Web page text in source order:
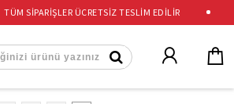
TÜM SİPARİŞLER ÜCRETSİZ TESLİM EDİLİR